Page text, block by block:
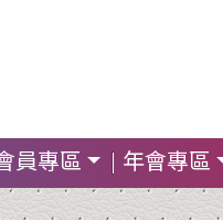
員專區 年會專區